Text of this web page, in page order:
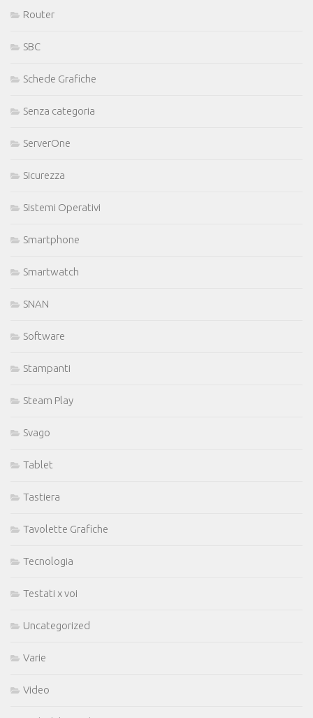
Router
SBC
Schede Grafiche
Senza categoria
ServerOne
Sicurezza
Sistemi Operativi
Smartphone
Smartwatch
SNAN
Software
Stampanti
Steam Play
Svago
Tablet
Tastiera
Tavolette Grafiche
Tecnologia
Testati x voi
Uncategorized
Varie
Video